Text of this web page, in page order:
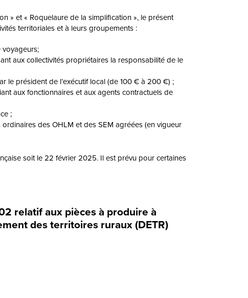
» et « Roquelaure de la simplification », le présent
territoriales et à leurs groupements :
voyageurs;
aux collectivités propriétaires la responsabilité de le
le président de l’exécutif local (de 100 € à 200 €) ;
aux fonctionnaires et aux agents contractuels de
;
des OHLM et des SEM agréées (en vigueur
soit le 22 février 2025. Il est prévu pour certaines
relatif aux pièces à produire à
des territoires ruraux (DETR)